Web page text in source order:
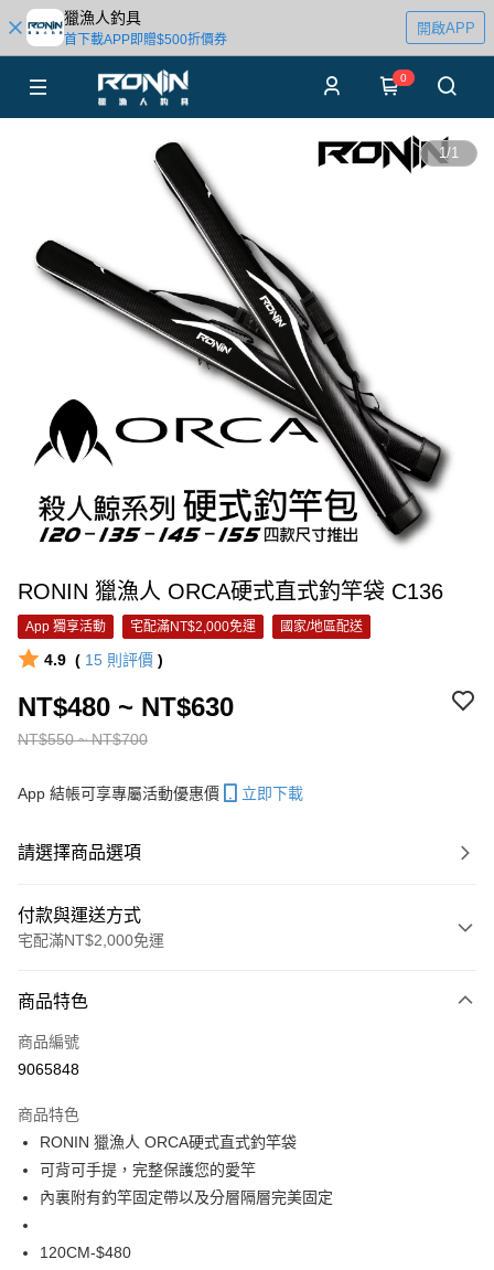
獵漁人釣具
首下載APP即贈$500折價券
開啟APP
0
1/1
RONIN 獵漁人 ORCA硬式直式釣竿袋 C136
App 獨享活動 宅配滿NT$2,000免運 國家/地區配送
4.9 ( 15 則評價 )
NT$550 ~ NT$700
NT$480 ~ NT$630
App 結帳可享專屬活動優惠價 立即下載
請選擇商品選項
付款與運送方式
宅配滿NT$2,000免運
信用卡一次付款
信用卡分期付款
合作金庫商業銀行
華南商業銀行
彰化商業銀行
上海商業儲蓄銀行
國泰世華商業銀行
兆豐國際商業銀行
街口支付
大哥付你分期
商品特色
商品編號
9065848
商品特色
RONIN 獵漁人 ORCA硬式直式釣竿袋
可背可手提，完整保護您的愛竿
內裏附有釣竿固定帶以及分層隔層完美固定
120CM-$480